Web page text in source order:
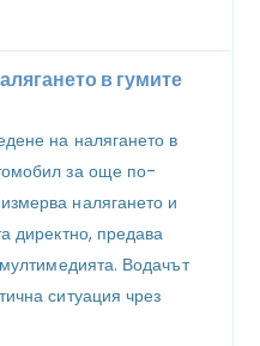
в гумите
на налягането в
за още по-
налягането и
директно, предава
Водачът
ситуация чрез